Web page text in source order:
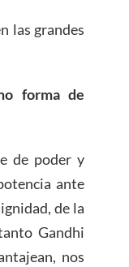
las grandes
forma de
de poder y
ante
de la
Gandhi
nos